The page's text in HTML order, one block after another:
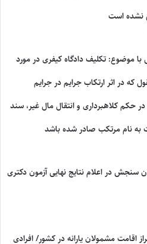
نشده است
با موضوع: تکلیف دادگاه کیفری در مورد
که در اثر ارتکاب جرایم در جرایم
در حکم کلاهبرداری و انتقال مال غیر، سند
به نام مرتکب صادر شده باشد
سنجش در اعلام نتایج نهایی آزمون دکتری
اقامت مشمولان یارانه در کشور/ افرادی